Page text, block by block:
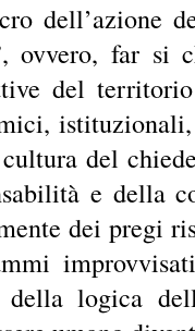
dell’azione
ovvero, far si
del
del
e della
dei pregi
della logica